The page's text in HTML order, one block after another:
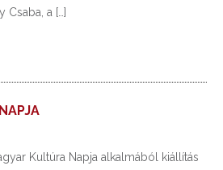
Csaba, a […]
Kultúra Napja alkalmából kiállítás